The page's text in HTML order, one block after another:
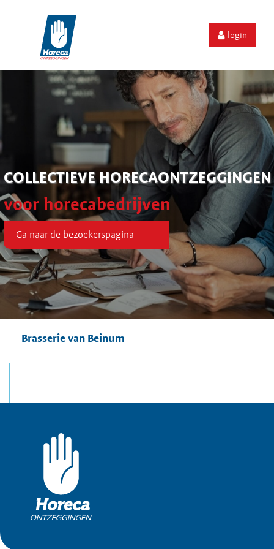
login
COLLECTIEVE HORECAONTZEGGINGEN
voor horecabedrijven
Ga naar de bezoekerspagina
Brasserie van Beinum